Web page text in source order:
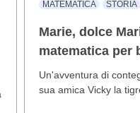
MATEMATICA
STORIA
Marie, dolce
matematica per
Un'avventura di
sua amica Vicky la